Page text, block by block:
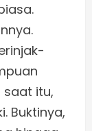
saat itu,
Buktinya,